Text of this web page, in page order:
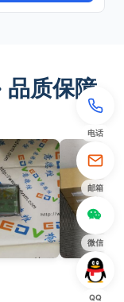
品质保障
电话
邮箱
微信
QQ